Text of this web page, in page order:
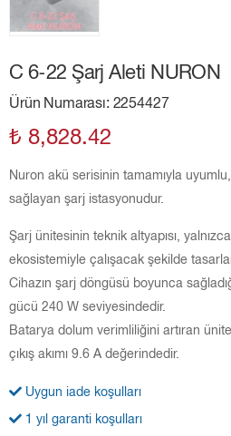
C 6-22 Şarj Aleti NURON
Ürün Numarası: 2254427
₺ 8,828.42
Nuron akü serisinin tamamıyla
sağlayan şarj istasyonudur.
Şarj ünitesinin teknik altyapısı,
ekosistemiyle çalışacak şekilde
Cihazın şarj döngüsü boyunca
gücü 240 W seviyesindedir.
Batarya dolum verimliliğini artıran
çıkış akımı 9.6 A değerindedir.
Uygun iade koşulları
1 yıl garanti koşulları